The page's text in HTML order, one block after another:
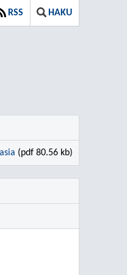
RSS HAKU
(pdf 80.56 kb)